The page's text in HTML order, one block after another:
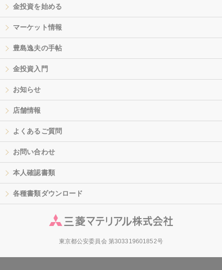
金投資を始める
マーケット情報
豊島逸夫の手帖
金投資入門
お知らせ
店舗情報
よくあるご質問
お問い合わせ
本人確認書類
各種書類ダウンロード
東京都公安委員会 第303319601852号